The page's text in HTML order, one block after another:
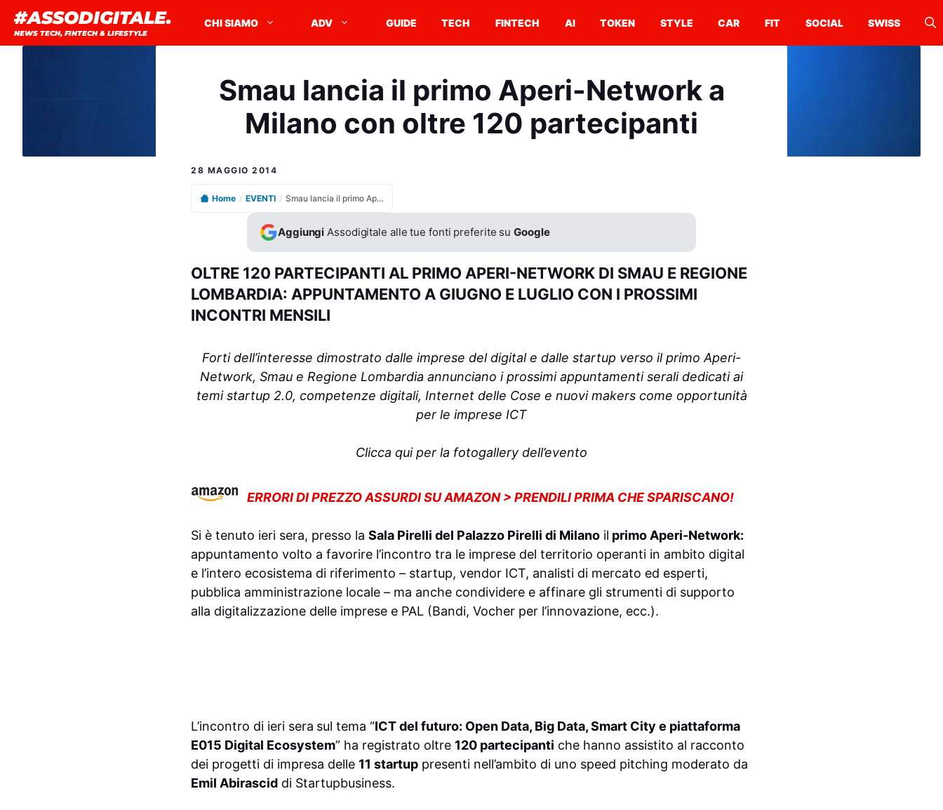
contenuto
#ASSODIGITALE.
NEWS TECH, FINTECH & LIFESTYLE
CHI SIAMO ADV GUIDE TECH FINTECH AI TOKEN STYLE CAR FIT SOCIAL SWISS
Smau lancia il primo Aperi-Network a
Milano con oltre 120 partecipanti
28 MAGGIO 2014
Home / EVENTI / Smau lancia il primo Aperi-Network a Milano con oltre 120 partecipanti
Aggiungi Assodigitale alle tue fonti preferite suGoogle
OLTRE 120 PARTECIPANTI AL PRIMO APERI-NETWORK DI SMAU E REGIONE
LOMBARDIA: APPUNTAMENTO A GIUGNO E LUGLIO CON I PROSSIMI
INCONTRI MENSILI
Forti dell’interesse dimostrato dalle imprese del digital e dalle startup verso il primo Aperi-
Network, Smau e Regione Lombardia annunciano i prossimi appuntamenti serali dedicati ai
temi startup 2.0, competenze digitali, Internet delle Cose e nuovi makers come opportunità
per le imprese ICT
Clicca qui per la fotogallery dell’evento
ERRORI DI PREZZO ASSURDI SU AMAZON > PRENDILI PRIMA CHE SPARISCANO!
Si è tenuto ieri sera, presso la Sala Pirelli del Palazzo Pirelli di Milano il primo Aperi-Network:
appuntamento volto a favorire l’incontro tra le imprese del territorio operanti in ambito digital
e l’intero ecosistema di riferimento – startup, vendor ICT, analisti di mercato ed esperti,
pubblica amministrazione locale – ma anche condividere e affinare gli strumenti di supporto
alla digitalizzazione delle imprese e PAL (Bandi, Vocher per l’innovazione, ecc.).
L’incontro di ieri sera sul tema “ICT del futuro: Open Data, Big Data, Smart City e piattaforma
E015 Digital Ecosystem” ha registrato oltre 120 partecipanti che hanno assistito al racconto
dei progetti di impresa delle 11 startup presenti nell’ambito di uno speed pitching moderato da
Emil Abirascid di Startupbusiness.